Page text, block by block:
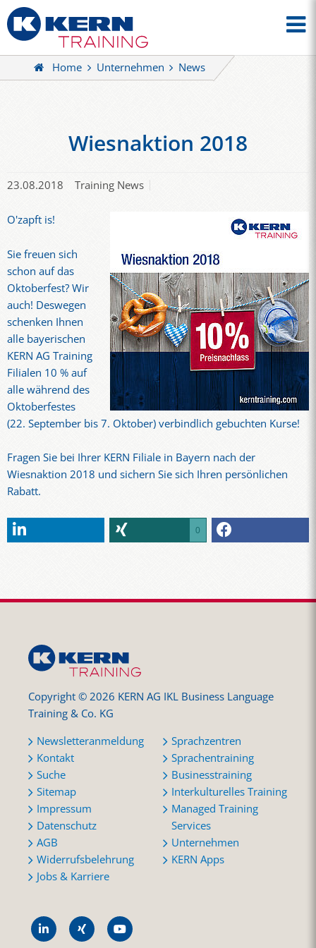
Home Unternehmen News
Wiesnaktion 2018
23.08.2018 Training News
O'zapft is!
Sie freuen sich
schon auf das
Oktoberfest? Wir
auch! Deswegen
schenken Ihnen
alle bayerischen
KERN AG Training
Filialen 10 % auf
alle während des
Oktoberfestes
(22. September bis 7. Oktober) verbindlich gebuchten Kurse!
Fragen Sie bei Ihrer KERN Filiale in Bayern nach der
Wiesnaktion 2018 und sichern Sie sich Ihren persönlichen
Rabatt.
0
Copyright © 2026 KERN AG IKL Business Language
Training & Co. KG
Newsletteranmeldung
Kontakt
Suche
Sitemap
Impressum
Datenschutz
AGB
Widerrufsbelehrung
Jobs & Karriere
Sprachzentren
Sprachentraining
Businesstraining
Interkulturelles Training
Managed Training
Services
Unternehmen
KERN Apps